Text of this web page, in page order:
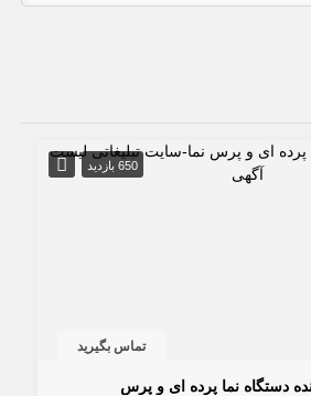
650 بازدید
تماس بگیرید
دستگاه نما پرده ای و پرس